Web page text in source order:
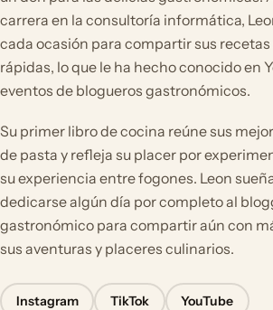
carrera en la consultoría informática,
cada ocasión para compartir sus
rápidas, lo que le ha hecho conocido en
eventos de blogueros gastronómicos.
Su primer libro de cocina reúne sus
de pasta y refleja su placer por
su experiencia entre fogones. Leon
dedicarse algún día por completo al
gastronómico para compartir aún con
sus aventuras y placeres culinarios.
Instagram TikTok YouTube